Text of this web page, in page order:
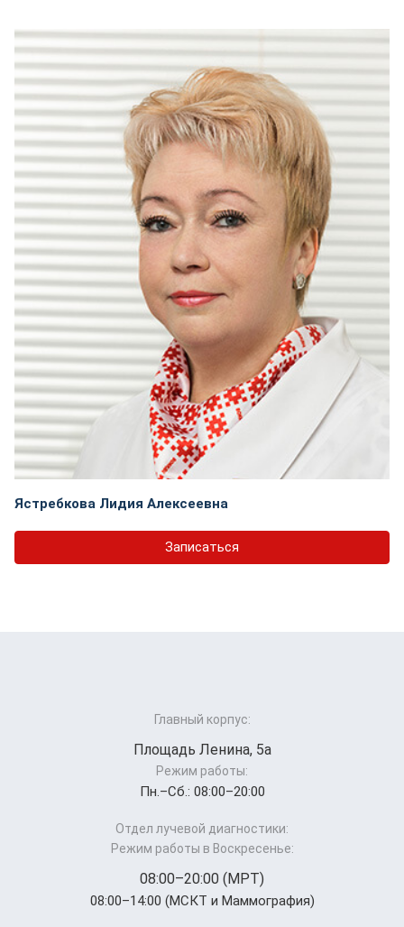
Ястребкова Лидия Алексеевна
Записаться
Главный корпус:
Площадь Ленина, 5а
Режим работы:
Пн.–Cб.: 08:00–20:00
Отдел лучевой диагностики:
Режим работы в Воскресенье:
08:00–20:00 (МРТ)
08:00–14:00 (МСКТ и Маммография)